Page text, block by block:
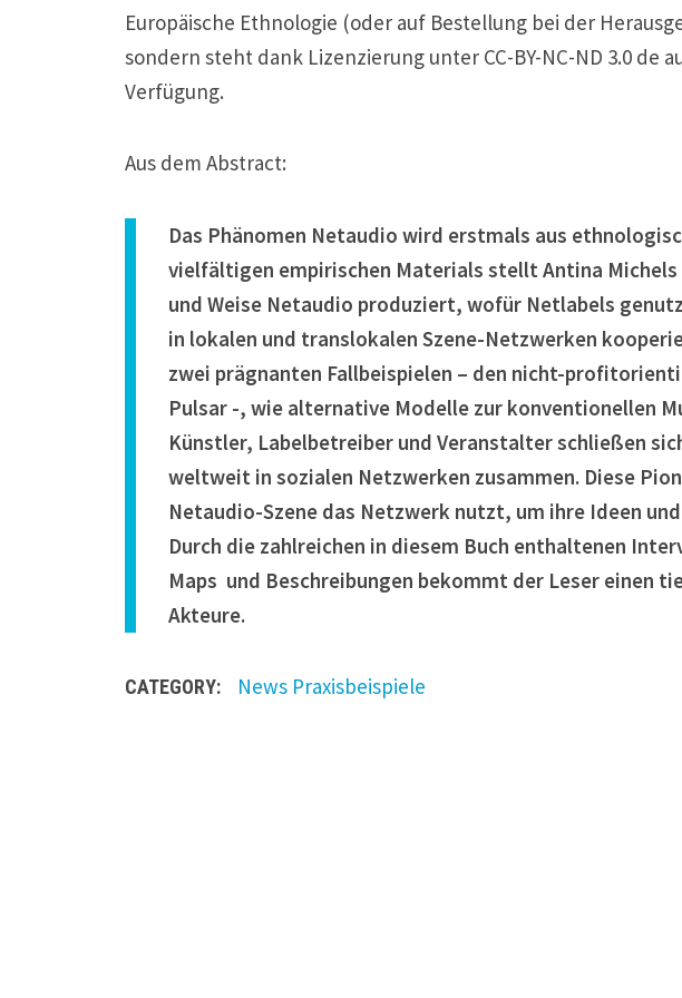
Europäische Ethnologie (oder auf Bestellung bei der
sondern steht dank Lizenzierung unter CC-BY-NC-ND 3.0 de
Verfügung.
Aus dem Abstract:
Das Phänomen Netaudio wird erstmals aus
vielfältigen empirischen Materials stellt Antina Michels
und Weise Netaudio produziert, wofür Netlabels
in lokalen und translokalen Szene-Netzwerken
zwei prägnanten Fallbeispielen – den nicht-
Pulsar -, wie alternative Modelle zur konventionellen
Künstler, Labelbetreiber und Veranstalter schließen
weltweit in sozialen Netzwerken zusammen. Diese
Netaudio-Szene das Netzwerk nutzt, um ihre Ideen
Durch die zahlreichen in diesem Buch enthaltenen
Maps und Beschreibungen bekommt der Leser einen
Akteure.
CATEGORY: News Praxisbeispiele